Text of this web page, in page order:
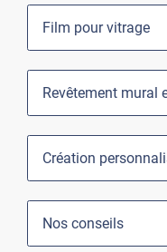
Film pour vitrage
Revêtement mural
Création
Nos conseils